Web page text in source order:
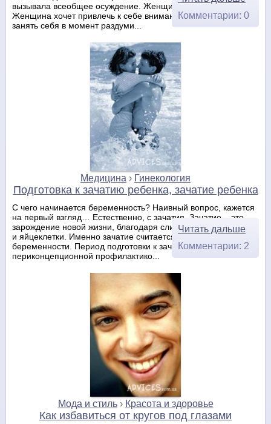
вызывала всеобщее осуждение. Женщина хочет свободы.
Женщина хочет привлечь к себе внимание, ей нужно чем-то
занять себя в момент раздуми...
Комментарии: 0
Медицина › Гинекология
Подготовка к зачатию ребенка, зачатие ребенка
С чего начинается беременность? Наивный вопрос, кажется
на первый взгляд… Естественно, с зачатия. Зачатие – это
зарождение новой жизни, благодаря слиянию сперматозоида
и яйцеклетки. Именно зачатие считается началом
беременности. Период подготовки к зачатию называется
периконцепционной профилактико...
Читать дальше
Комментарии: 2
Мода и стиль› Красота и здоровье
Как избавиться от кругов под глазами